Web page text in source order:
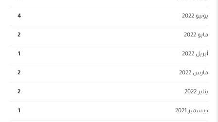
يونيو 2022 4
مايو 2022 2
أبريل 2022 1
مارس 2022 2
يناير 2022 2
ديسمبر 2021 1